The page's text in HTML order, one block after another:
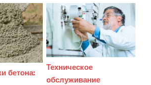
бетона:
Техническое
обслуживание